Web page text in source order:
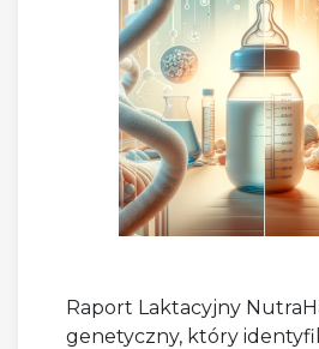
Raport Laktacyjny
genetyczny, który